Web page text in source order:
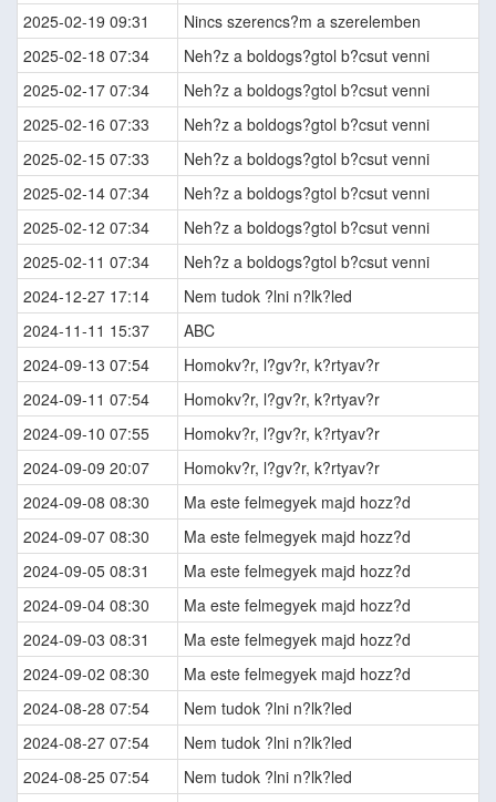
2025-02-19 09:31
Nincs szerencs?m a szerelemben
2025-02-18 07:34
Neh?z a boldogs?gtol b?csut venni
2025-02-17 07:34
Neh?z a boldogs?gtol b?csut venni
2025-02-16 07:33
Neh?z a boldogs?gtol b?csut venni
2025-02-15 07:33
Neh?z a boldogs?gtol b?csut venni
2025-02-14 07:34
Neh?z a boldogs?gtol b?csut venni
2025-02-12 07:34
Neh?z a boldogs?gtol b?csut venni
2025-02-11 07:34
Neh?z a boldogs?gtol b?csut venni
2024-12-27 17:14
Nem tudok ?lni n?lk?led
2024-11-11 15:37
ABC
2024-09-13 07:54
Homokv?r, l?gv?r, k?rtyav?r
2024-09-11 07:54
Homokv?r, l?gv?r, k?rtyav?r
2024-09-10 07:55
Homokv?r, l?gv?r, k?rtyav?r
2024-09-09 20:07
Homokv?r, l?gv?r, k?rtyav?r
2024-09-08 08:30
Ma este felmegyek majd hozz?d
2024-09-07 08:30
Ma este felmegyek majd hozz?d
2024-09-05 08:31
Ma este felmegyek majd hozz?d
2024-09-04 08:30
Ma este felmegyek majd hozz?d
2024-09-03 08:31
Ma este felmegyek majd hozz?d
2024-09-02 08:30
Ma este felmegyek majd hozz?d
2024-08-28 07:54
Nem tudok ?lni n?lk?led
2024-08-27 07:54
Nem tudok ?lni n?lk?led
2024-08-25 07:54
Nem tudok ?lni n?lk?led